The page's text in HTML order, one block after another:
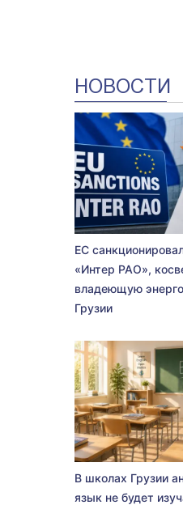
НОВОСТИ
ЕС
«Интер РАО»,
владеющую
Грузии
В школах Грузии
язык не будет